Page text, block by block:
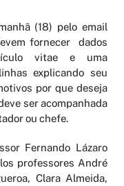
(18) pelo email
fornecer dados
vitae e uma
explicando seu
por que deseja
ser acompanhada
ou chefe.
Fernando Lázaro
professores André
Clara Almeida,